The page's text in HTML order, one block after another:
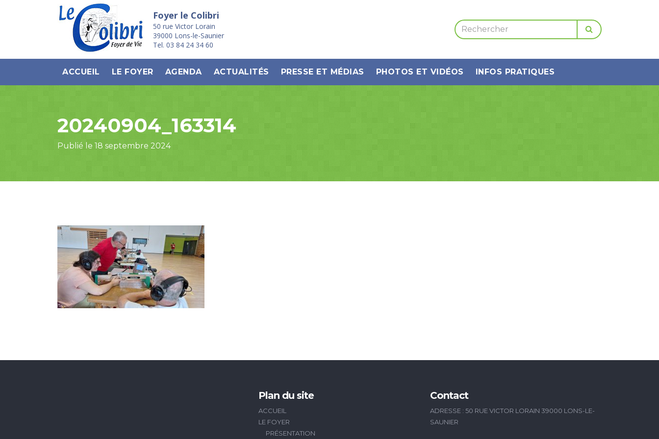
Foyer le Colibri
50 rue Victor Lorain
39000 Lons-le-Saunier
Tel. 03 84 24 34 60
ACCUEIL LE FOYER AGENDA ACTUALITÉS PRESSE ET MÉDIAS PHOTOS ET VIDÉOS INFOS PRATIQUES
20240904_163314
Publié le 18 septembre 2024
Plan du site
ACCUEIL
LE FOYER
PRÉSENTATION
Contact
ADRESSE : 50 RUE VICTOR LORAIN 39000 LONS-LE-
SAUNIER